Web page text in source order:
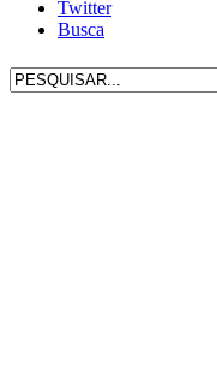
Twitter
Busca